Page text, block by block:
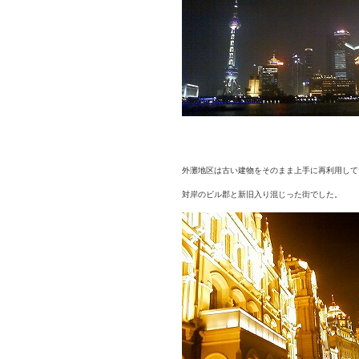
外灘地区は古い建物をそのまま上手に再利用し
対岸のビル郡と新旧入り混じった街でした。